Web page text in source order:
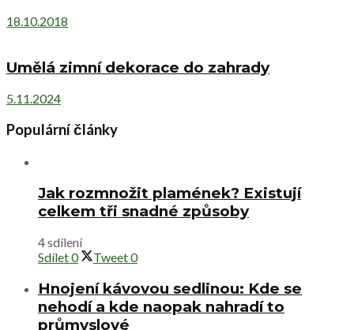
18.10.2018
Umělá zimní dekorace do zahrady
5.11.2024
Populární články
Jak rozmnožit plamének? Existují
celkem tři snadné způsoby
4 sdílení
Sdílet0 Tweet0
Hnojení kávovou sedlinou: Kde se
nehodí a kde naopak nahradí to
průmyslové